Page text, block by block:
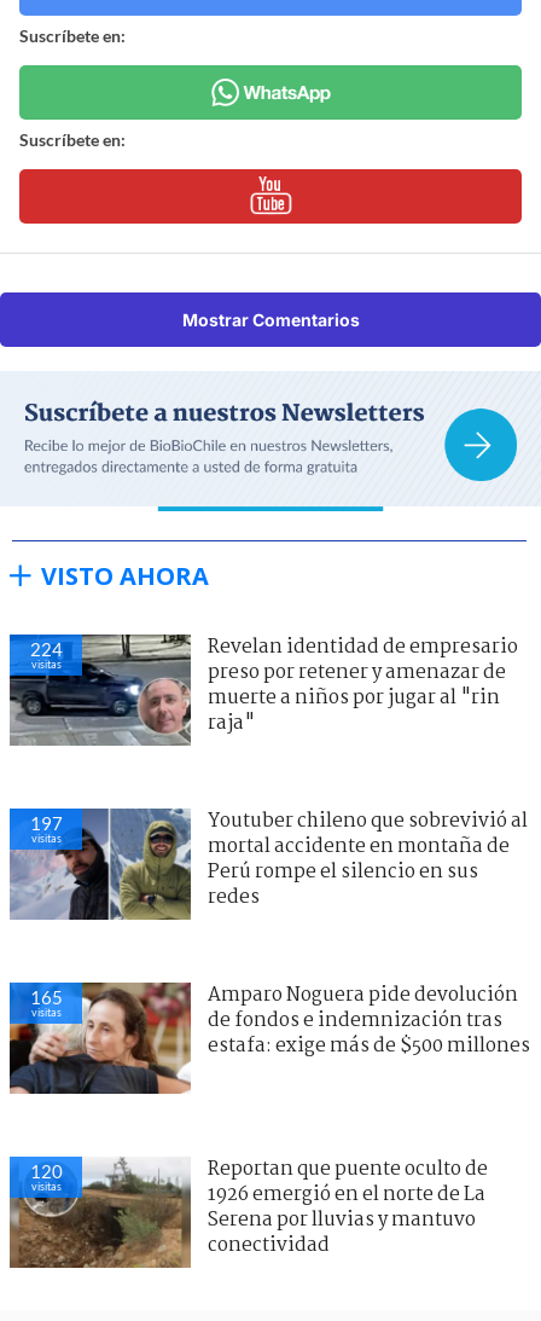
Suscríbete en:
Suscríbete en:
Mostrar Comentarios
VISTO AHORA
224
visitas
Revelan identidad de empresario
preso por retener y amenazar de
muerte a niños por jugar al "rin
raja"
197
visitas
Youtuber chileno que sobrevivió al
mortal accidente en montaña de
Perú rompe el silencio en sus
redes
165
visitas
Amparo Noguera pide devolución
de fondos e indemnización tras
estafa: exige más de $500 millones
120
visitas
Reportan que puente oculto de
1926 emergió en el norte de La
Serena por lluvias y mantuvo
conectividad